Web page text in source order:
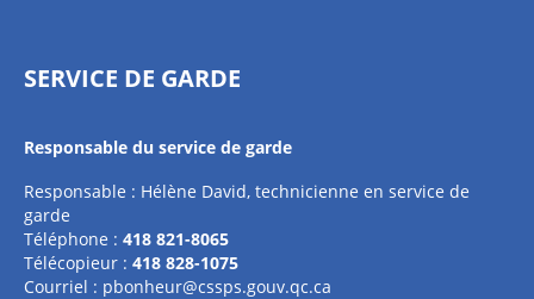
SERVICE DE GARDE
Responsable du service de garde
Responsable : Hélène David, technicienne en service de
garde
Téléphone : 418 821-8065
Télécopieur : 418 828-1075
Courriel : pbonheur@cssps.gouv.qc.ca